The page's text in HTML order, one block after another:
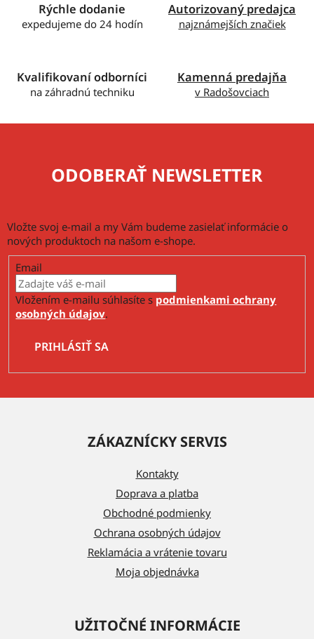
i
Rýchle dodanie
expedujeme do 24 hodín
Autorizovaný predajca
najznámejších značiek
Kvalifikovaní odborníci
na záhradnú techniku
Kamenná predajňa
v Radošovciach
ODOBERAŤ NEWSLETTER
Vložte svoj e-mail a my Vám budeme zasielať informácie o
nových produktoch na našom e-shope.
Email
Vložením e-mailu súhlasíte s podmienkami ochrany
osobných údajov.
PRIHLÁSIŤ SA
ZÁKAZNÍCKY SERVIS
Kontakty
Doprava a platba
Obchodné podmienky
Ochrana osobných údajov
Reklamácia a vrátenie tovaru
Moja objednávka
UŽITOČNÉ INFORMÁCIE